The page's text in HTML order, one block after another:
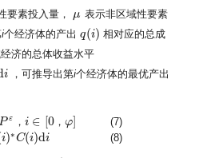
要素投入量， μ
μ 表示非区域性要素
i个经济体的产出q(i)
q(i)
相对应的总成
经济的总体收益水平
i ，可推导出第i个经济体的最优产出
P ε ， i ∈ [0， φ]
∈[ 0， φ] (7)
i)∗C(i)di
(i)di (8)